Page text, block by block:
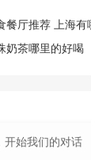
餐厅推荐 上海
奶茶哪里的好喝